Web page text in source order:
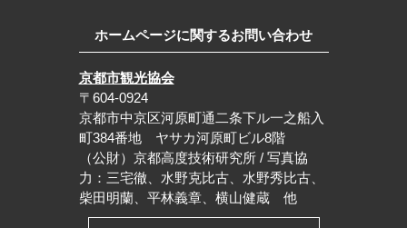
ホームページに関するお問い合わせ
京都市観光協会
〒604-0924
京都市中京区河原町通二条下ル一之船入
町384番地 ヤサカ河原町ビル8階
（公財）京都高度技術研究所 / 写真協
力：三宅徹、水野克比古、水野秀比古、
柴田明蘭、平林義章、横山健蔵 他